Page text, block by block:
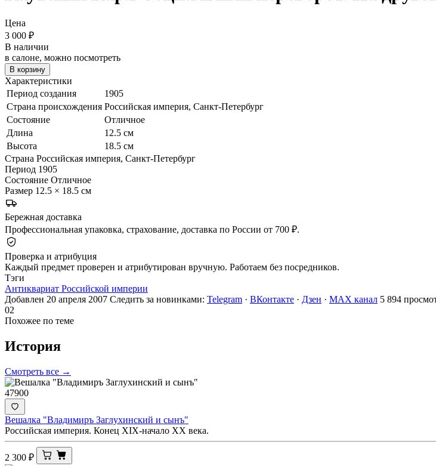
Цена
3 000 ₽
В наличии
в салоне, можно посмотреть
В корзину
Характеристики
Период создания
1905
Страна происхождения Российская империя, Санкт-Петербург
Состояние
Отличное
Длина
12.5 см
Высота
18.5 см
Страна Российская империя, Санкт-Петербург
Период 1905
Состояние Отличное
Размер 12.5 × 18.5 см
Бережная доставка
Профессиональная упаковка, страхование, доставка по России от 700 ₽.
Проверка и атрибуция
Каждый предмет проверен и атрибутирован вручную. Работаем без посредников.
Тэги
Антиквариат Российской империи
Добавлен 20 апреля 2007 Следить за новинками: Telegram · ВКонтакте · Дзен · MAX канал 5 894
02
Похожее по теме
История
Смотреть все →
47900
Вешалка "Владимиръ Заглухинский и сынъ"
Российская империя. Конец XIX-начало ХХ века.
2 300 ₽